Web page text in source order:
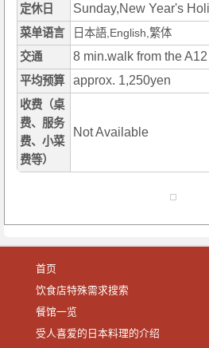
定休日 Sunday,New Year's
菜单语言
日本語,English,繁体
交通
8 min.walk from the
平均预算 approx. 1,250yen
收费（桌
费、服务
费、小菜
费等）
Not Available
首页
饮食店特殊需求搜索
餐馆一览
受人喜爱的日本料理的介绍